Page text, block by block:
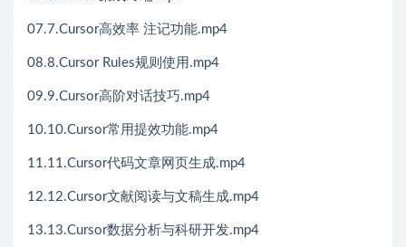
07.7.Cursor高效率 注记功能.mp4
08.8.Cursor Rules规则使用.mp4
09.9.Cursor高阶对话技巧.mp4
10.10.Cursor常用提效功能.mp4
11.11.Cursor代码文章网页生成.mp4
12.12.Cursor文献阅读与文稿生成.mp4
13.13.Cursor数据分析与科研开发.mp4